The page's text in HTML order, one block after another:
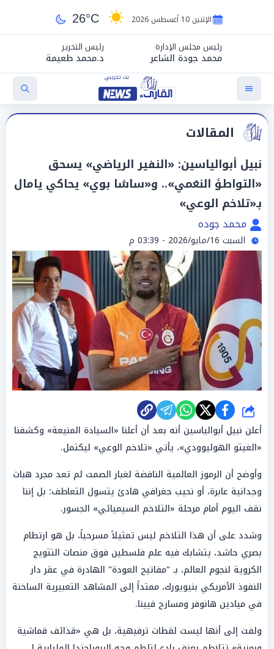
الإثنين 10 أغسطس 2026 26°C
رئيس مجلس الإدارة
محمد جودة الشاعر
رئيس التحرير
د.محمد طعيمة
المقالات
نبيل أبوالياسين: «النفير الرياضي» يسحق
«التواطؤ النغمي».. و«ساشا بوي» يحاكي يامال
بـ«تلاخم الوعي»
محمد جوده
السبت 16/مايو/2026 - 03:39 م
شارك
أعلن نبيل أبوالياسين أنه بعد أن أعلنا «السيادة المنيعة» وكشفنا
«الغيتو الهوليوودي»، يأتي «تلاخم الوعي» ليكتمل.
وأوضح أن الرموز العالمية النافضة لغبار الصمت لم تعد مجرد هبات
وجدانية عابرة، أو نحيب جغرافي هادئ يتسول التعاطف؛ بل إننا
نقف اليوم أمام مرحلة «التلاخم السيميائي» الجسور.
وشدد على أن هذا التلاخم ليس تمثيلاً مسرحياً، بل هو ارتطام
بصري حاشد، يتشابك فيه علم فلسطين فوق منصات التتويج
الكروية لنجوم العالم، بـ "مفاتيح العودة" الهادرة في عقر دار
النفوذ الأمريكي بنيويورك، ممتداً إلى المشاهد التعبيرية الساخنة
في ميادين هانوفر ومسارح فيينا.
ولفت إلى أنها ليست لقطات ترفيهية، بل هي «قذائف قماشية